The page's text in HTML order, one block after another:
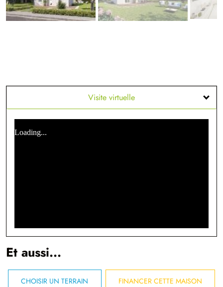
Visite virtuelle
Et aussi...
CHOISIR UN TERRAIN FINANCER CETTE MAISON